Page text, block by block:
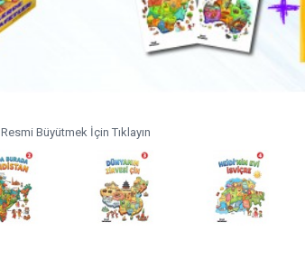
Resmi Büyütmek İçin Tıklayın